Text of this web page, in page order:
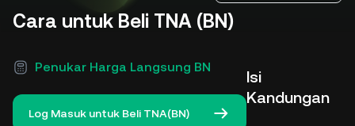
Cara untuk Beli TNA (BN)
Penukar Harga Langsung BN
Log Masuk untuk Beli TNA(BN)
Isi
Kandungan